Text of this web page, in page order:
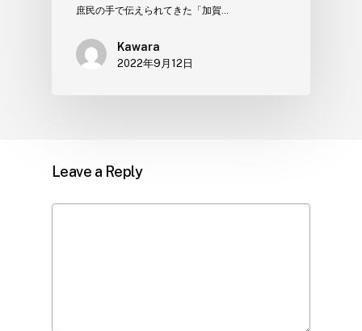
庶民の手で伝えられてきた「加賀…
Kawara
2022年9月12日
Leave a Reply